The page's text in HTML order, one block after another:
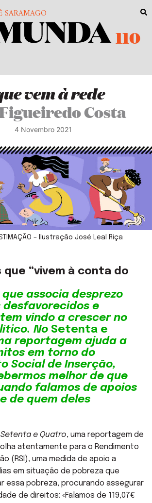
SARAMAGO
110
vem à rede
Costa
4 Novembro 2021
– Ilustração José Leal Riça
que “vivem à conta do
que associa desprezo
desfavorecidos e
vindo a crescer no
No Setenta e
reportagem ajuda a
em torno do
Social de Inserção,
melhor de que
falamos de apoios
de quem deles
Setenta e Quatro, uma reportagem de
atentamente para o Rendimento
(RSI), uma medida de apoio a
em situação de pobreza que
essa pobreza, procurando assegurar
de direitos: «Falamos de 119,07€